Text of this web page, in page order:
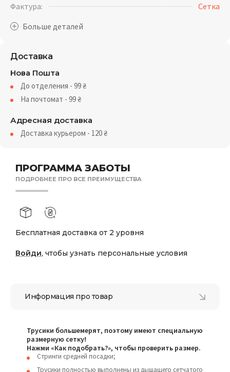
ПРОГРАММА ЗАБОТЫ
ПОДРОБНЕЕ ПРО ВСЕ ПРЕИМУЩЕСТВА
Бесплатная доставка от 2 уровня
Войди, чтобы узнать персональные условия
Фактура:
Cетка
Доставка
Нова Пошта
До отделения - 99₴
На почтомат - 99₴
Адресная доставка
Доставка курьером - 120₴
Информация про товар
Трусики большемерят, поэтому имеют специальную
размерную сетку!
Нажми «Как подобрать?», чтобы проверить размер.
Стринги средней посадки;
Трусики полностью выполнены из дышащего сетчатого